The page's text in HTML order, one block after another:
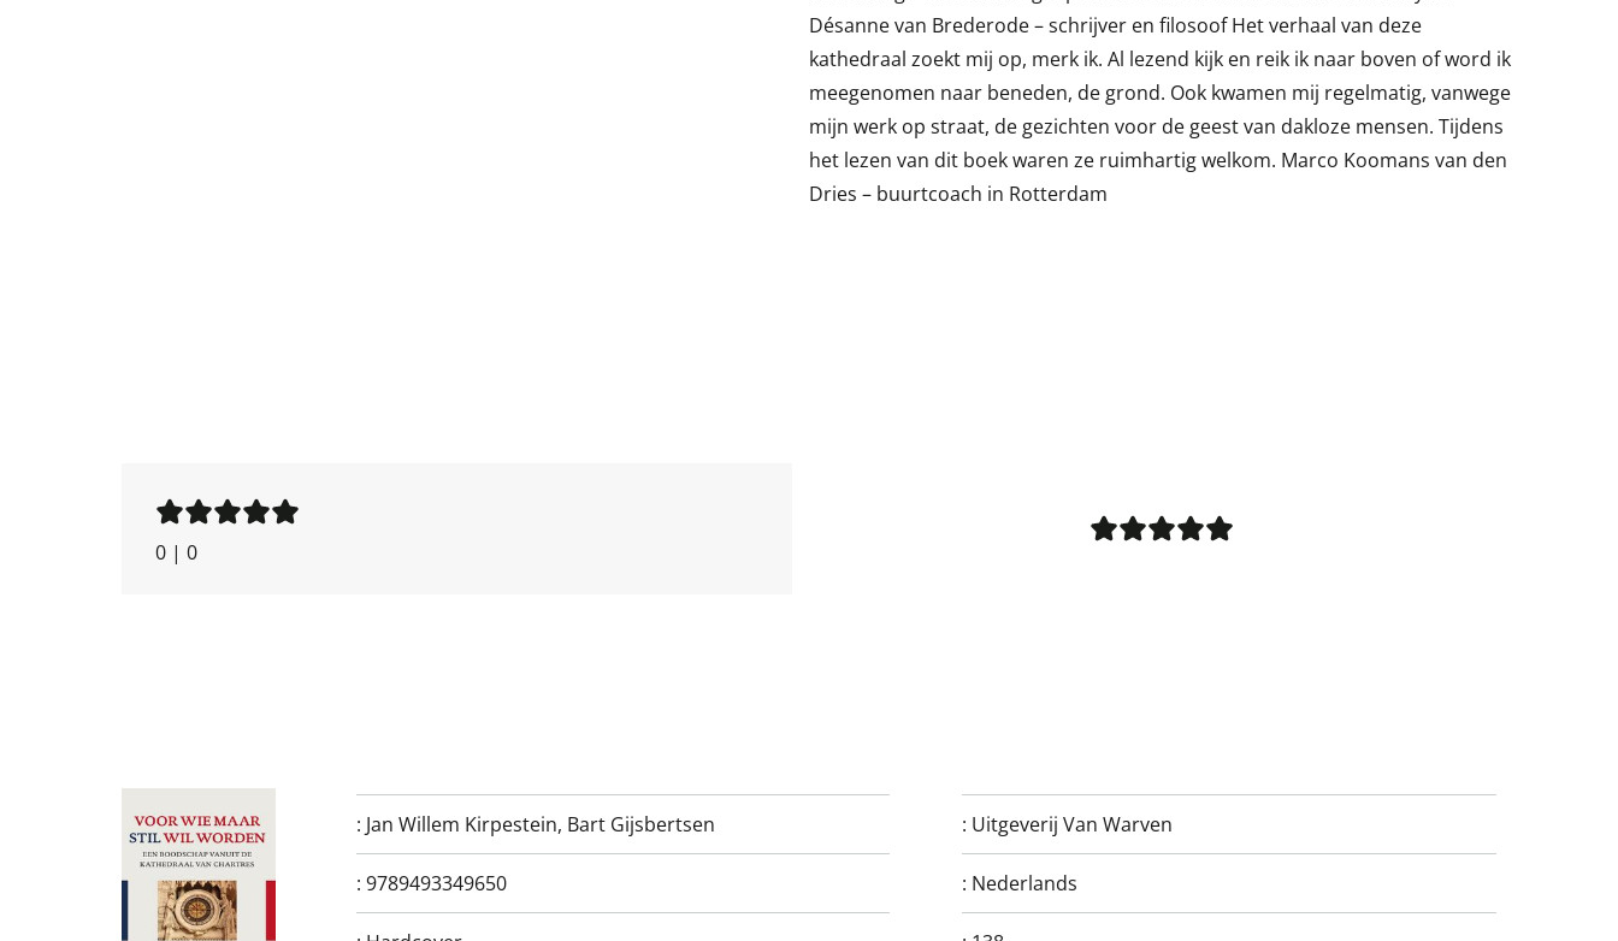
Désanne van Brederode – schrijver en filosoof Het verhaal van deze
kathedraal zoekt mij op, merk ik. Al lezend kijk en reik ik naar boven of word ik
meegenomen naar beneden, de grond. Ook kwamen mij regelmatig, vanwege
mijn werk op straat, de gezichten voor de geest van dakloze mensen. Tijdens
het lezen van dit boek waren ze ruimhartig welkom. Marco Koomans van den
Dries – buurtcoach in Rotterdam
0 | 0
: Jan Willem Kirpestein, Bart Gijsbertsen : Uitgeverij Van Warven
: 9789493349650 : Nederlands